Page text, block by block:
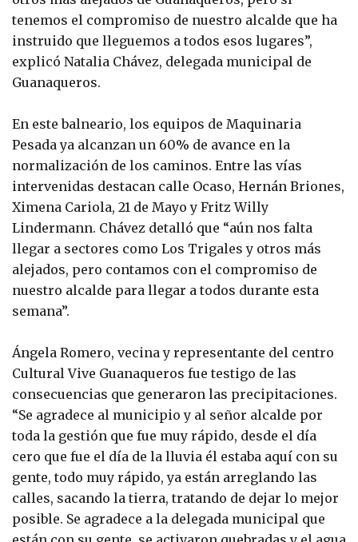
tenemos el compromiso de nuestro alcalde que ha
instruido que lleguemos a todos esos lugares”,
explicó Natalia Chávez, delegada municipal de
Guanaqueros.
En este balneario, los equipos de Maquinaria
Pesada ya alcanzan un 60% de avance en la
normalización de los caminos. Entre las vías
intervenidas destacan calle Ocaso, Hernán Briones,
Ximena Cariola, 21 de Mayo y Fritz Willy
Lindermann. Chávez detalló que “aún nos falta
llegar a sectores como Los Trigales y otros más
alejados, pero contamos con el compromiso de
nuestro alcalde para llegar a todos durante esta
semana”.
Ángela Romero, vecina y representante del centro
Cultural Vive Guanaqueros fue testigo de las
consecuencias que generaron las precipitaciones.
“Se agradece al municipio y al señor alcalde por
toda la gestión que fue muy rápido, desde el día
cero que fue el día de la lluvia él estaba aquí con su
gente, todo muy rápido, ya están arreglando las
calles, sacando la tierra, tratando de dejar lo mejor
posible. Se agradece a la delegada municipal que